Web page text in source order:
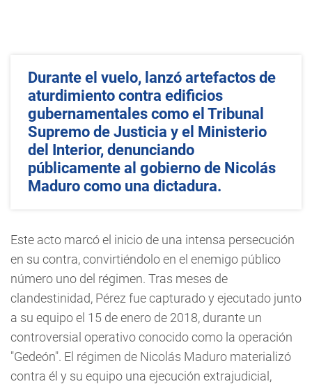
Durante el vuelo, lanzó artefactos de
aturdimiento contra edificios
gubernamentales como el Tribunal
Supremo de Justicia y el Ministerio
del Interior, denunciando
públicamente al gobierno de Nicolás
Maduro como una dictadura.
Este acto marcó el inicio de una intensa persecución
en su contra, convirtiéndolo en el enemigo público
número uno del régimen. Tras meses de
clandestinidad, Pérez fue capturado y ejecutado junto
a su equipo el 15 de enero de 2018, durante un
controversial operativo conocido como la operación
"Gedeón". El régimen de Nicolás Maduro materializó
contra él y su equipo una ejecución extrajudicial,